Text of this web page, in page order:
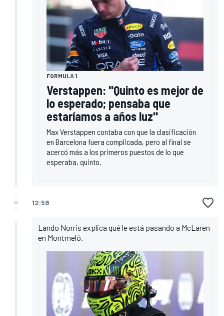
FORMULA 1
Verstappen: "Quinto es mejor de
lo esperado; pensaba que
estaríamos a años luz"
Max Verstappen contaba con que la clasificación
en Barcelona fuera complicada, pero al final se
acercó más a los primeros puestos de lo que
esperaba, quinto.
12:58
Lando Norris explica qué le está pasando a McLaren
en Montmeló.